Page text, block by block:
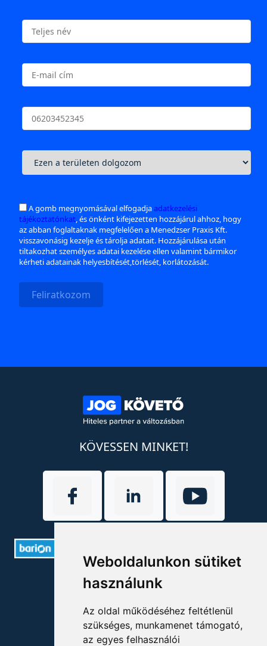
Weboldalunkon sütiket
használunk
Az oldal működéséhez feltétlenül
szükséges, munkamenet támogató,
az egyes felhasználói
A gomb megnyomásával elfogadjaadatkezelési
tájékoztatónkat, és önként kifejezetten hozzájárul ahhoz, hogy
az abban foglaltaknak megfelelően a Menedzser Praxis Kft.
visszavonásig kezelje és tárolja adatait. Hozzájárulása után
tiltakozhat személyes adatai kezelése ellen valamint bármikor
kérheti adatainak helyesbítését,törlését, korlátozását.
Feliratkozom
KÖVESSEN MINKET!
ELÉRHETŐSÉGEK
+36 1 880 7600
info@mprx.hu